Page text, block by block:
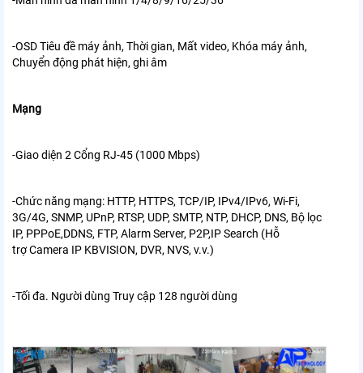
-OSD Tiêu đề máy ảnh, Thời gian, Mất video, Khóa máy ảnh,
Chuyển động phát hiện, ghi âm
Mạng
-Giao diện 2 Cổng RJ-45 (1000 Mbps)
-Chức năng mạng: HTTP, HTTPS, TCP/IP, IPv4/IPv6, Wi-Fi,
3G/4G, SNMP, UPnP, RTSP, UDP, SMTP, NTP, DHCP, DNS, Bộ lọc
IP, PPPoE,DDNS, FTP, Alarm Server, P2P,IP Search (Hỗ
trợCamera IP KBVISION, DVR, NVS, v.v.)
-Tối đa. Người dùng Truy cập 128 người dùng